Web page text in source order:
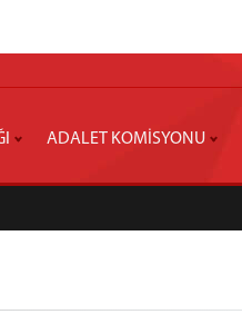
ADALET KOMİSYONU